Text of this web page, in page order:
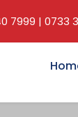
7999 | 0733